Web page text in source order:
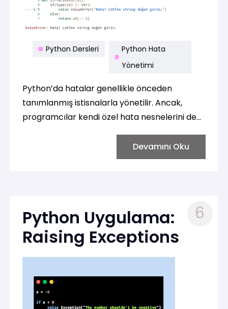
Python Dersleri
Python Hata
Yönetimi
Python’da hatalar genellikle önceden
tanımlanmış istisnalarla yönetilir. Ancak,
programcılar kendi özel hata nesnelerini de
karşısında fırlatabilir. Bu, bir programın belirli
koşullar altında nasıl davranacağını kontrol
kelimesi kullanılır.
Devamını Oku
Python Uygulama:
Raising Exceptions
6